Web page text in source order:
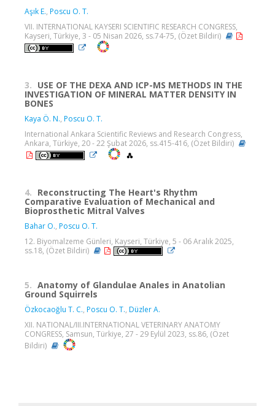
Aşık E., Poscu O. T.
VII. INTERNATIONAL KAYSERI SCIENTIFIC RESEARCH CONGRESS,
Kayseri, Türkiye, 3 - 05 Nisan 2026, ss.74-75, (Özet Bildiri)
3. USE OF THE DEXA AND ICP-MS METHODS IN THE
INVESTIGATION OF MINERAL MATTER DENSITY IN
BONES
Kaya Ö. N., Poscu O. T.
International Ankara Scientific Reviews and Research Congress,
Ankara, Türkiye, 20 - 22 Şubat 2026, ss.415-416, (Özet Bildiri)
4. Reconstructing The Heart's Rhythm
Comparative Evaluation of Mechanical and
Bioprosthetic Mitral Valves
Bahar O., Poscu O. T.
12. Biyomalzeme Günleri, Kayseri, Türkiye, 5 - 06 Aralık 2025,
ss.18, (Özet Bildiri)
5. Anatomy of Glandulae Anales in Anatolian
Ground Squirrels
Özkocaoğlu T. C., Poscu O. T., Düzler A.
XII. NATIONAL/III.INTERNATIONAL VETERINARY ANATOMY
CONGRESS, Samsun, Türkiye, 27 - 29 Eylül 2023, ss.86, (Özet
Bildiri)